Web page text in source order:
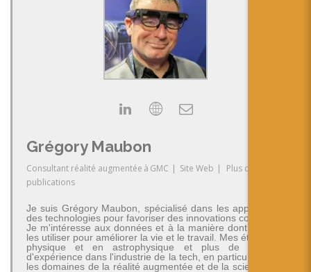
Grégory Maubon
Consultant réalité augmentée à GMC | Site Web |
Plus de
publications
Je suis Grégory Maubon, spécialisé dans les applications
des technologies pour favoriser des innovations concrètes.
Je m'intéresse aux données et à la manière dont on peut
les utiliser pour améliorer la vie et le travail. Mes études en
physique et en astrophysique et plus de 30 ans
d'expérience dans l'industrie de la tech, en particulier dans
les domaines de la réalité augmentée et de la science des